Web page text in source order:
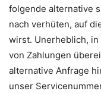
folgende alternative
nach verhüten, auf
wirst. Unerheblich,
von Zahlungen
alternative Anfrage
unser